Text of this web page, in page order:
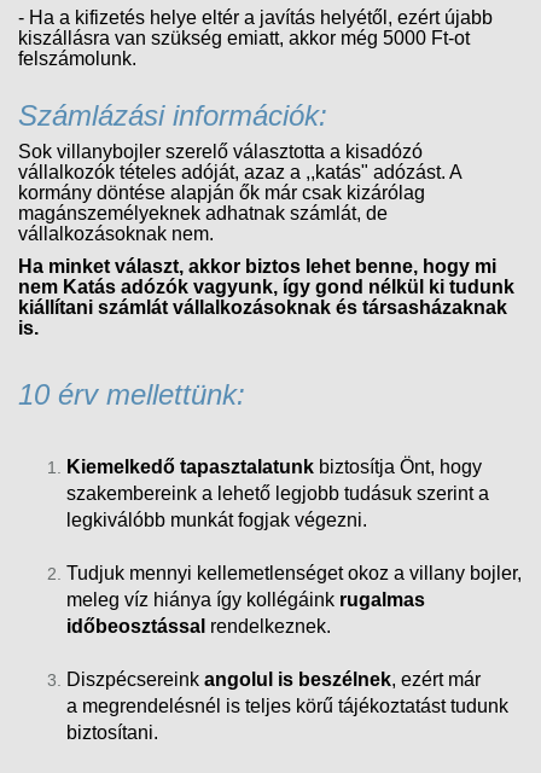
- Ha a kifizetés helye eltér a javítás helyétől, ezért újabb
kiszállásra van szükség emiatt, akkor még 5000 Ft-ot
felszámolunk.
Számlázási információk:
Sok villanybojler szerelő választotta a kisadózó
vállalkozók tételes adóját, azaz a ,,katás" adózást. A
kormány döntése alapján ők már csak kizárólag
magánszemélyeknek adhatnak számlát, de
vállalkozásoknak nem.
Ha minket választ, akkor biztos lehet benne, hogy mi
nem Katás adózók vagyunk, így gond nélkül ki tudunk
kiállítani számlát vállalkozásoknak és társasházaknak
is.
10 érv mellettünk:
Kiemelkedő tapasztalatunk biztosítja Önt, hogy
szakembereink a lehető legjobb tudásuk szerint a
legkiválóbb munkát fogjak végezni.
Tudjuk mennyi kellemetlenséget okoz a villany bojler,
meleg víz hiánya így kollégáink rugalmas
időbeosztással rendelkeznek.
Diszpécsereink angolul is beszélnek, ezért már
a megrendelésnél is teljes körű tájékoztatást tudunk
biztosítani.